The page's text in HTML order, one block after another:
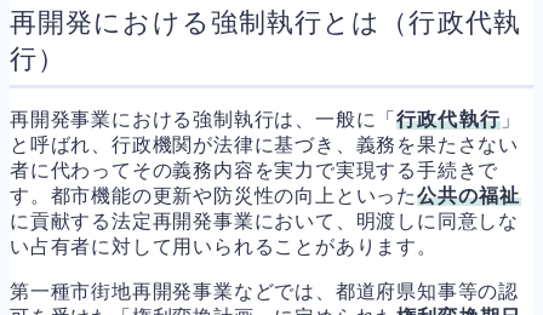
再開発における強制執行とは（行政代執
行）
再開発事業における強制執行は、一般に「行政代執行」
と呼ばれ、行政機関が法律に基づき、義務を果たさない
者に代わってその義務内容を実力で実現する手続きで
す。都市機能の更新や防災性の向上といった公共の福祉
に貢献する法定再開発事業において、明渡しに同意しな
い占有者に対して用いられることがあります。
第一種市街地再開発事業などでは、都道府県知事等の認